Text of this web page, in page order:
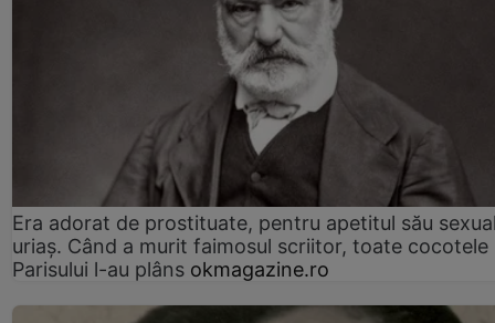
Era adorat de prostituate, pentru apetitul său
uriaș. Când a murit faimosul scriitor, toate cocotele
Parisului l-au plâns okmagazine.ro